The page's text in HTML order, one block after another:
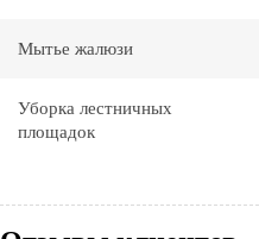
Мытье жалюзи
Уборка лестничных
площадок